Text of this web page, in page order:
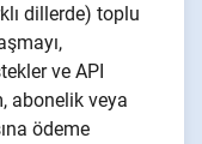
dillerde) toplu
ve API
abonelik veya
ödeme